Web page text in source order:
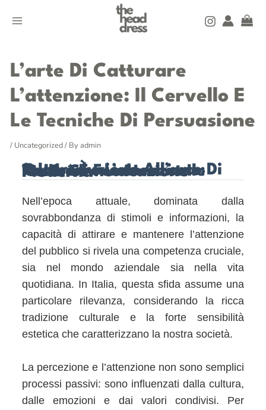
MENU
L’arte Di Catturare
L’attenzione: Il Cervello E
Le Tecniche Di Persuasione
/ Uncategorized/ By admin
1. Introduzione All’arte Di Catturare L’attenzione: Perché È Fondamentale Nella Comunicazione Moderna
Nell’epoca attuale, dominata dalla
sovrabbondanza di stimoli e informazioni, la
capacità di attirare e mantenere l’attenzione
del pubblico si rivela una competenza cruciale,
sia nel mondo aziendale sia nella vita
quotidiana. In Italia, questa sfida assume una
particolare rilevanza, considerando la ricca
tradizione culturale e la forte sensibilità
estetica che caratterizzano la nostra società.
La percezione e l’attenzione non sono semplici
processi passivi: sono influenzati dalla cultura,
dalle emozioni e dai valori condivisi. Per
navigation